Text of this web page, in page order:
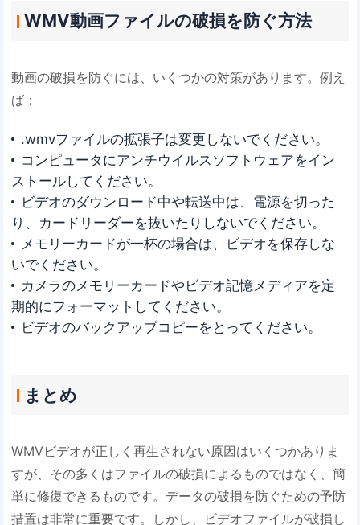
WMV動画ファイルの破損を防ぐ方法
動画の破損を防ぐには、いくつかの対策があります。例え
ば：
.wmvファイルの拡張子は変更しないでください。
コンピュータにアンチウイルスソフトウェアをイン
ストールしてください。
ビデオのダウンロード中や転送中は、電源を切った
り、カードリーダーを抜いたりしないでください。
メモリーカードが一杯の場合は、ビデオを保存しな
いでください。
カメラのメモリーカードやビデオ記憶メディアを定
期的にフォーマットしてください。
ビデオのバックアップコピーをとってください。
まとめ
WMVビデオが正しく再生されない原因はいくつかありま
すが、その多くはファイルの破損によるものではなく、簡
単に修復できるものです。データの破損を防ぐための予防
措置は非常に重要です。しかし、ビデオファイルが破損し